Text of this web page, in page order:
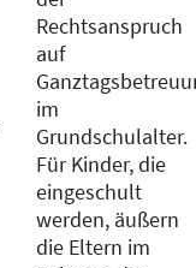
Rechtsanspruch
auf
im
Grundschulalter.
Für Kinder, die
eingeschult
werden, äußern
die Eltern im